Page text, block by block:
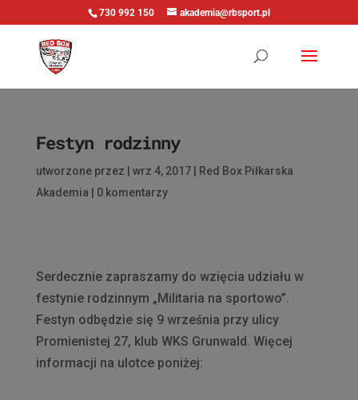
730 992 150 akademia@rbsport.pl
Festyn rodzinny
utworzone przez wrz 4, 2017|
Red Box Piłkarska
Akademia
0 komentarzy
Serdecznie zapraszamy do wzięcia udziału w
festynie rodzinnym „Militaria na sportowo”.
Festyn odbędzie się 9 września przy ulicy
Promienistej 27, klub WKS Grunwald. Więcej
informacji na ulotce poniżej: